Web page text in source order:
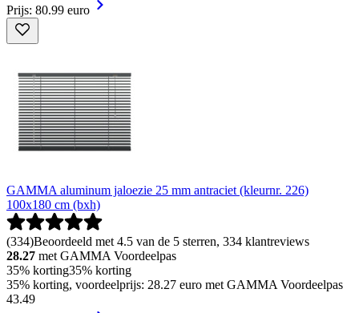
Prijs: 80.99 euro
GAMMA aluminum jaloezie 25 mm antraciet (kleurnr. 226)
100x180 cm (bxh)
(334)Beoordeeld met 4.5 van de 5 sterren, 334 klantreviews
28.27 met GAMMA Voordeelpas
35% korting35% korting
35% korting, voordeelprijs: 28.27 euro met GAMMA Voordeelpas
43.49